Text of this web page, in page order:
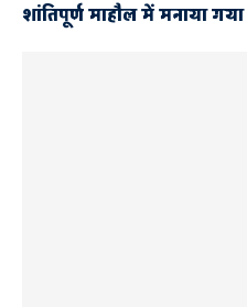
शांतिपूर्ण माहौल में मनाया